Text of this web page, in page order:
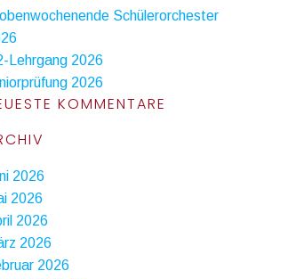
Schülerorchester
Lehrgang 2026
2026
KOMMENTARE
2026
2026
2026
2026
2026